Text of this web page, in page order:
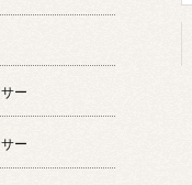
ー
ー